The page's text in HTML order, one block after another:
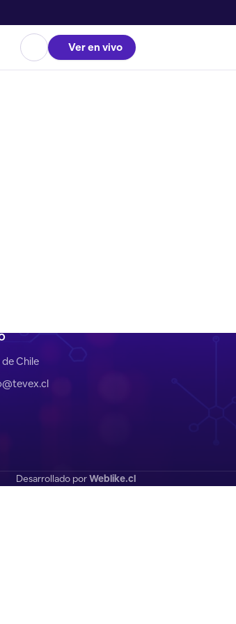
Ver en vivo
Chile
Desarrollado porWeblike.cl